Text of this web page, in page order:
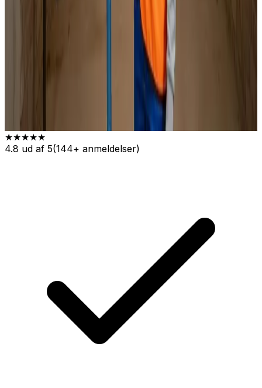
★★★★★
4.8 ud af 5(144+ anmeldelser)